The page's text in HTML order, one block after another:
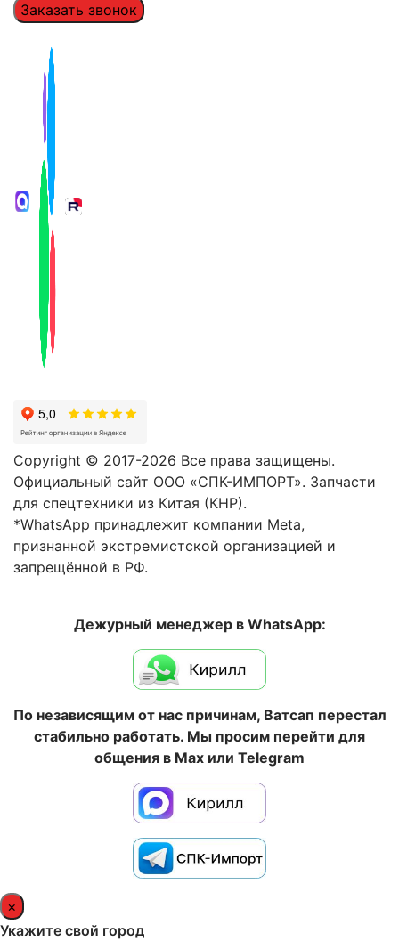
Заказать звонок
Copyright © 2017-2026 Все права защищены.
Официальный сайт ООО «СПК-ИМПОРТ». Запчасти
для спецтехники из Китая (КНР).
*WhatsApp принадлежит компании Meta,
признанной экстремистской организацией и
запрещённой в РФ.
Дежурный менеджер в WhatsApp:
По независящим от нас причинам, Ватсап перестал
стабильно работать. Мы просим перейти для
общения в Max или Telegram
×
Укажите свой город